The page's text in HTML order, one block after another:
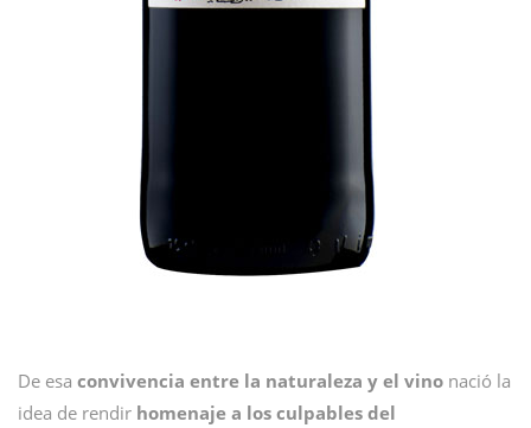
De esa convivencia entre la naturaleza y el vino nació la
idea de rendir homenaje a los culpables del